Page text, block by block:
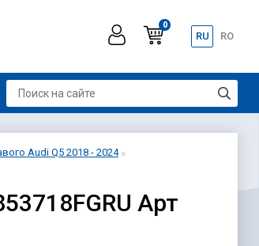
0
RU RO
Audi Q5 2018 - 2024
Арт